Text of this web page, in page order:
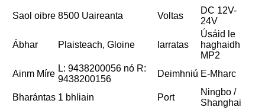
Saol oibre 8500 Uaireanta Voltas
DC 12V-
24V
Ábhar Plaisteach, Gloine Iarratas
Úsáid le
haghaidh
MP2
Ainm Míre
L: 9438200056 nó R:
9438200156
Deimhniú E-Mharc
Bharántas 1 bhliain Port
Ningbo /
Shanghai